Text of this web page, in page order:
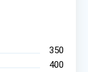
350
400